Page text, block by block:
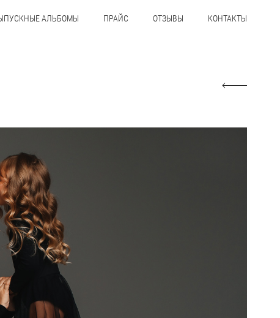
АЛЬБОМЫ ПРАЙС ОТЗЫВЫ КОНТАКТЫ